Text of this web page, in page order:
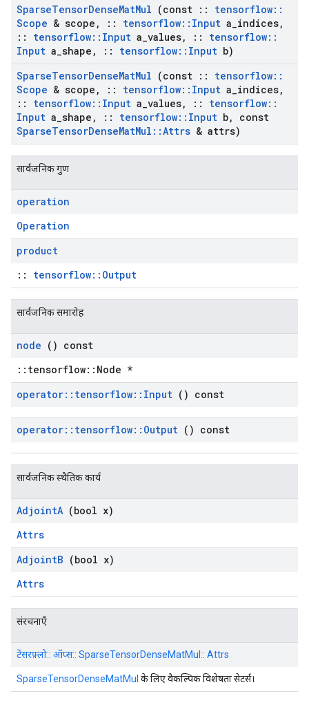
SparseTensorDenseMatMul (const :: tensorflow::
Scope & scope , :: tensorflow:: Input a indices,
::
tensorflow:: Input a values, :: tensorflow::
Input a shape , :: tensorflow:: Input b)
SparseTensorDenseMatMul (const :: tensorflow::
Scope & scope , :: tensorflow:: Input a indices,
::
tensorflow:: Input a values, :: tensorflow::
Input a shape , :: tensorflow:: Input b,
const
SparseTensorDenseMatMul ::Attrs & attrs)
सार्वजनिक गुण
operation
Operation
product
:: tensorflow::Output
सार्वजनिक समारोह
node () const
::tensorflow::Node *
operator:: tensorflow:: Input () const
operator:: tensorflow:: Output () const
सार्वजनिक स्थैतिक कार्य
AdjointA (bool x)
Attrs
AdjointB (bool x)
Attrs
संरचनाएँ
टेंसरफ़्लो:: ऑप्स:: SparseTensorDenseMatMul:: Attrs
SparseTensorDenseMatMul के लिए वैकल्पिक विशेषता सेटर्स।